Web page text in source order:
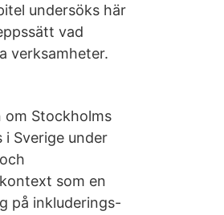
undersöks här
vad
verksamheter.
om Stockholms
Sverige under
som en
på inkluderings-